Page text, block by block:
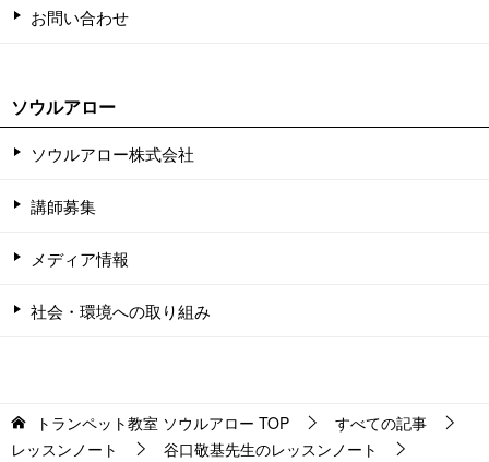
お問い合わせ
ソウルアロー
ソウルアロー株式会社
講師募集
メディア情報
社会・環境への取り組み
トランペット教室 ソウルアロー TOP
すべての記事
レッスンノート
谷口敬基先生のレッスンノート